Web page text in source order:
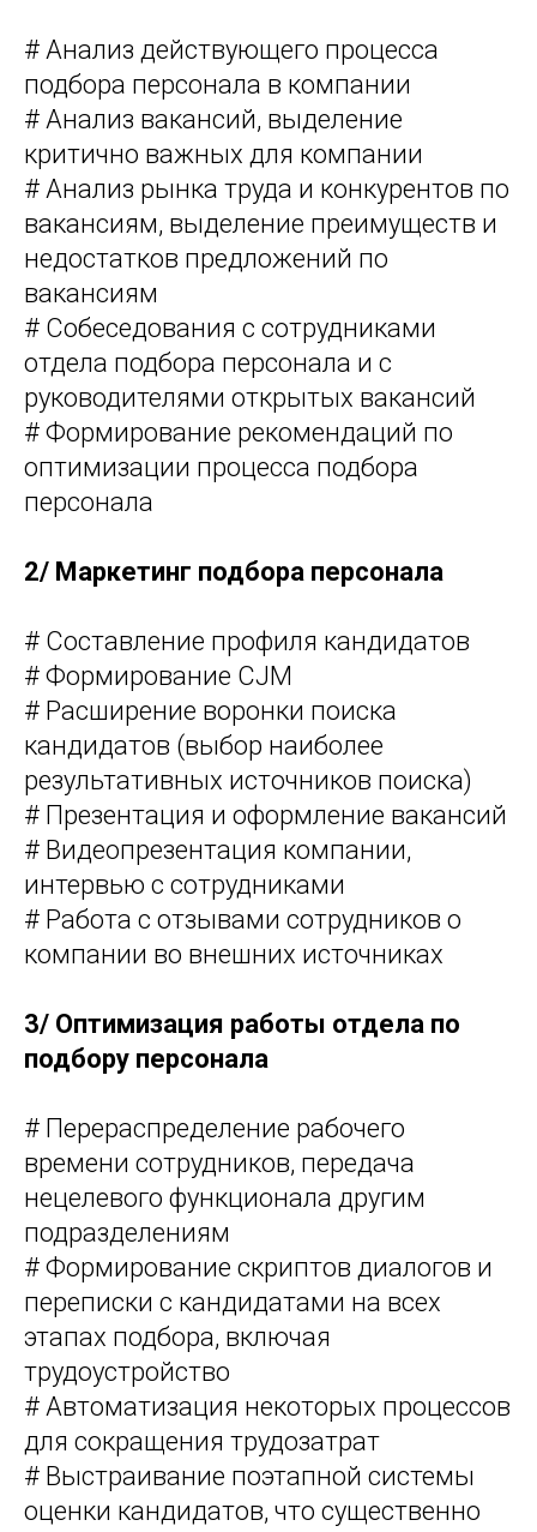
# Анализ действующего процесса
подбора персонала в компании
# Анализ вакансий, выделение
критично важных для компании
# Анализ рынка труда и конкурентов по
вакансиям, выделение преимуществ и
недостатков предложений по
вакансиям
# Собеседования с сотрудниками
отдела подбора персонала и с
руководителями открытых вакансий
# Формирование рекомендаций по
оптимизации процесса подбора
персонала
2/ Маркетинг подбора персонала
# Составление профиля кандидатов
# Формирование CJM
# Расширение воронки поиска
кандидатов (выбор наиболее
результативных источников поиска)
# Презентация и оформление вакансий
# Видеопрезентация компании,
интервью с сотрудниками
# Работа с отзывами сотрудников о
компании во внешних источниках
3/ Оптимизация работы отдела по
подбору персонала
# Перераспределение рабочего
времени сотрудников, передача
нецелевого функционала другим
подразделениям
# Формирование скриптов диалогов и
переписки с кандидатами на всех
этапах подбора, включая
трудоустройство
# Автоматизация некоторых процессов
для сокращения трудозатрат
# Выстраивание поэтапной системы
оценки кандидатов, что существенно